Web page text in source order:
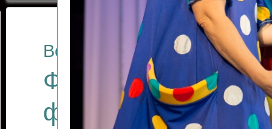
ОТЧЕТЫ ГКЦ
Все отчеты
Финал
фестиваля